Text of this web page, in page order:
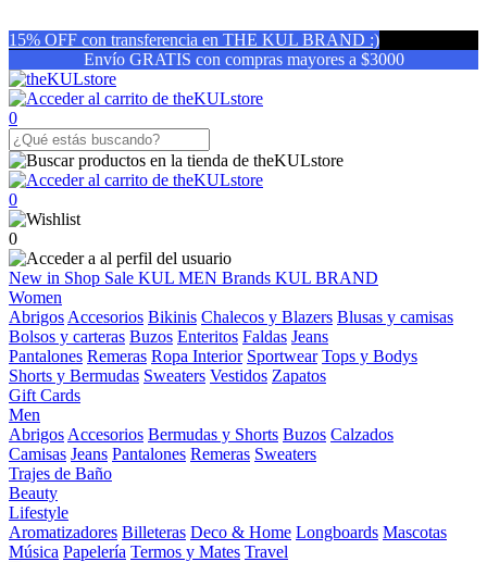
15% OFF con transferencia en THE KUL BRAND :)
Envío GRATIS con compras mayores a $3000
0
0
0
New in Shop Sale KUL MEN Brands KUL BRAND
Women
Abrigos Accesorios Bikinis Chalecos y Blazers Blusas y camisas
Bolsos y carteras Buzos Enteritos Faldas Jeans
Pantalones Remeras Ropa Interior Sportwear Tops y Bodys
Shorts y Bermudas Sweaters Vestidos Zapatos
Gift Cards
Men
Abrigos Accesorios Bermudas y Shorts Buzos Calzados
Camisas Jeans Pantalones Remeras Sweaters
Trajes de Baño
Beauty
Lifestyle
Aromatizadores Billeteras Deco & Home Longboards Mascotas
Música Papelería Termos y Mates Travel